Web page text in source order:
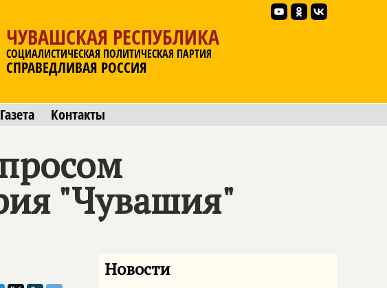
ЧУВАШСКАЯ РЕСПУБЛИКА
СОЦИАЛИСТИЧЕСКАЯ ПОЛИТИЧЕСКАЯ ПАРТИЯ
СПРАВЕДЛИВАЯ РОССИЯ
Газета Контакты
"Чувашия"
Новости